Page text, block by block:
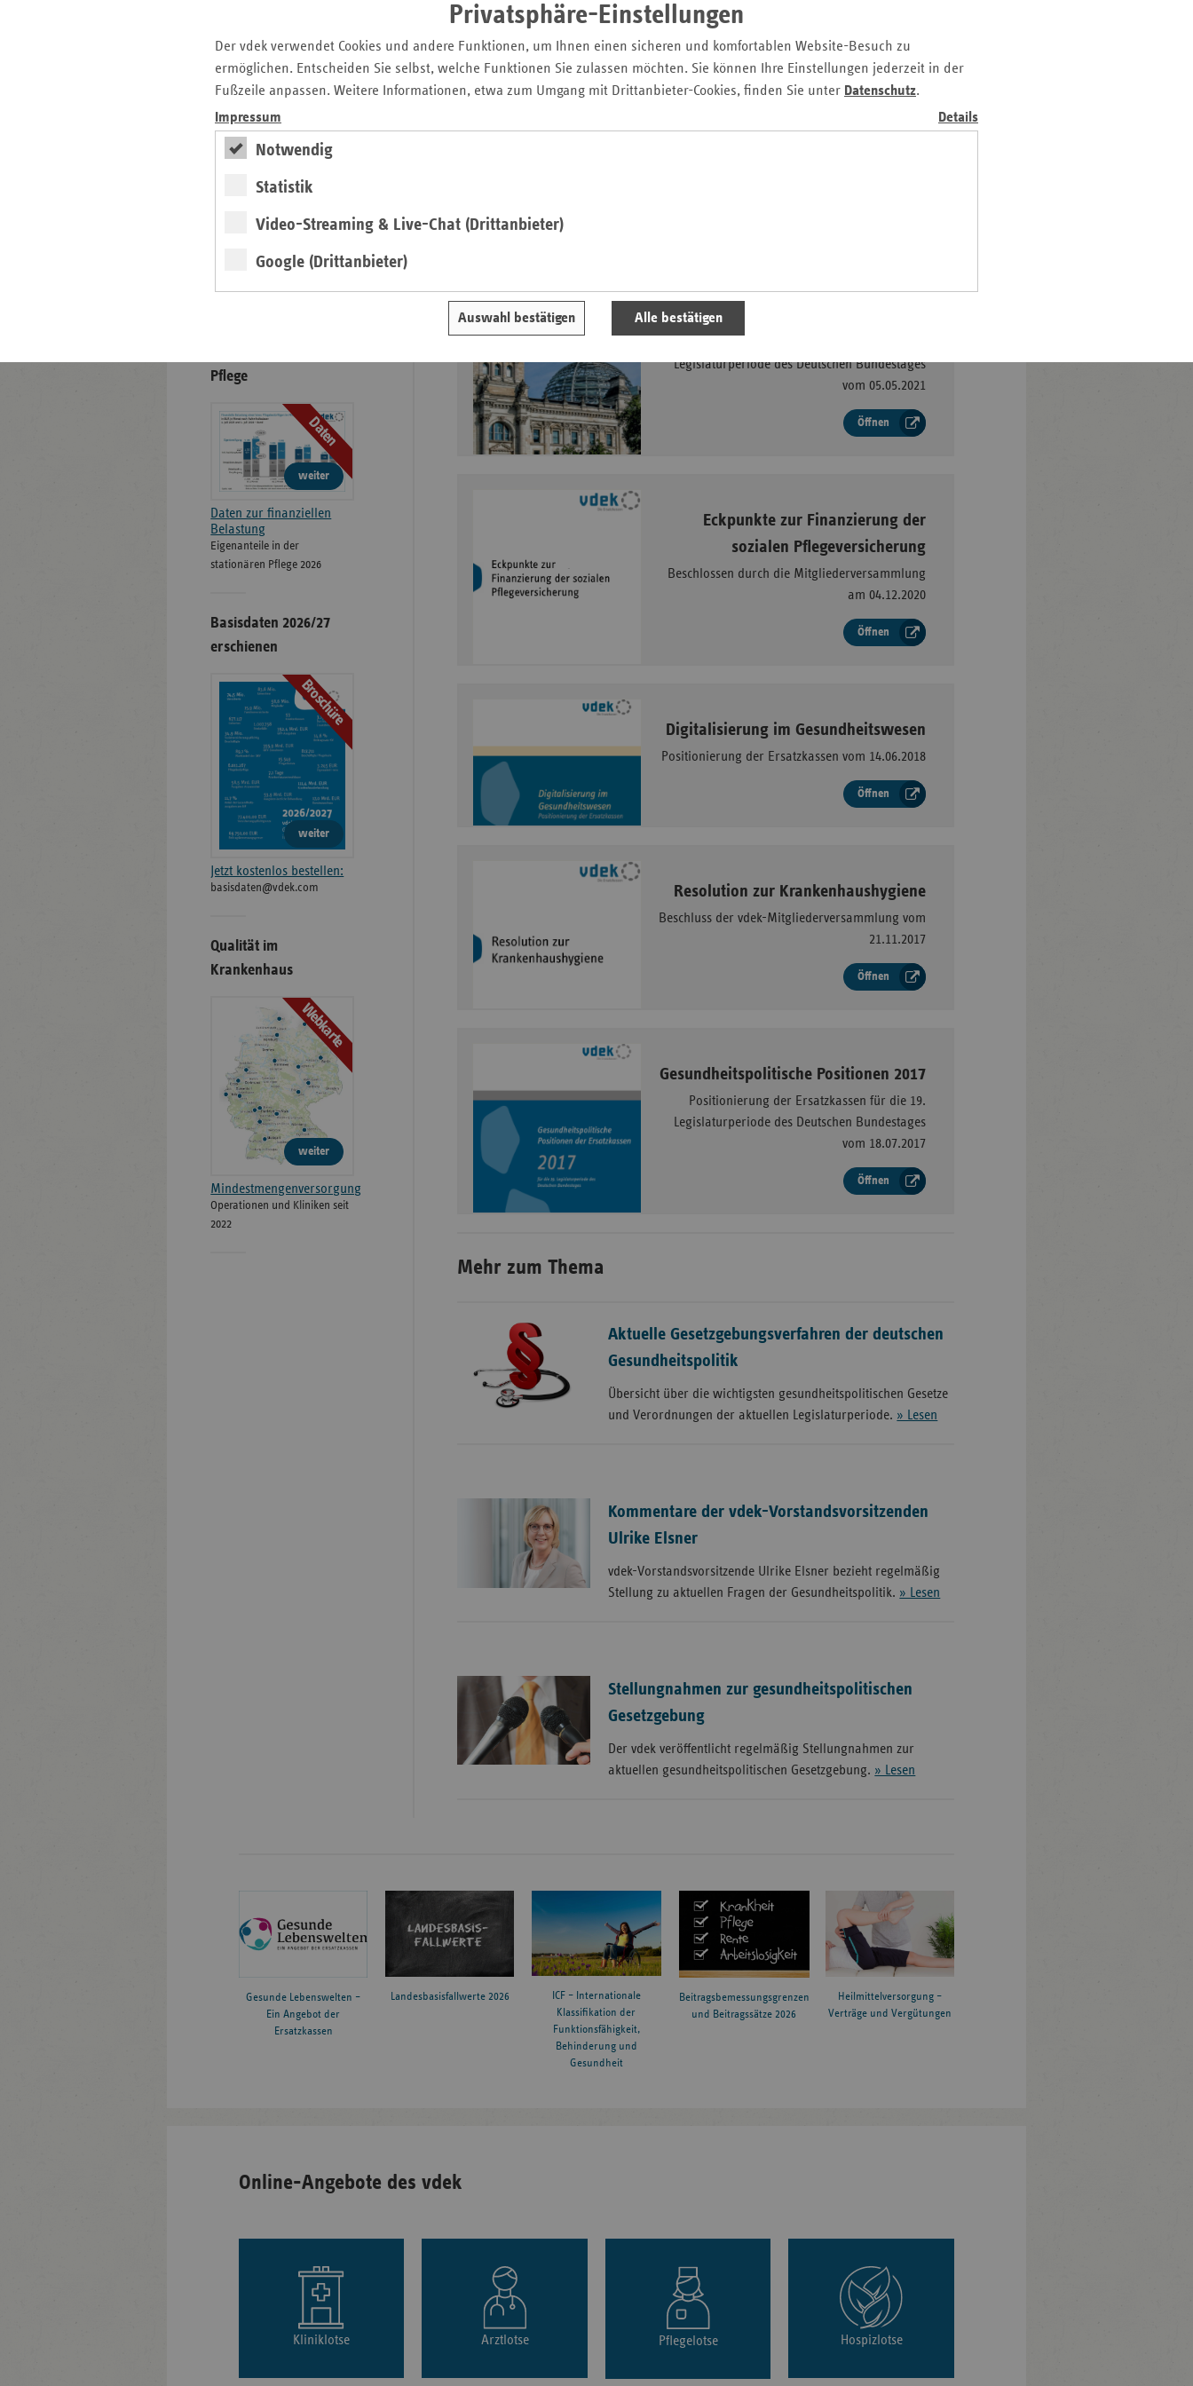
Privatsphäre-Einstellungen
Der vdek verwendet Cookies und andere Funktionen, um Ihnen einen sicheren und komfortablen Website-Besuch zu
ermöglichen. Entscheiden Sie selbst, welche Funktionen Sie zulassen möchten. Sie können Ihre Einstellungen jederzeit in der
Fußzeile anpassen. Weitere Informationen, etwa zum Umgang mit Drittanbieter-Cookies, finden Sie unter Datenschutz.
Impressum
Details
Notwendig
Statistik
Video-Streaming & Live-Chat (Drittanbieter)
Google (Drittanbieter)
Auswahl bestätigen Alle bestätigen
Saarland
Sachsen
Anhalt
Gesundheitspolitische Positionen 2021
Legislaturperiode des Deutschen Bundestages
vom 05.05.2021
Öffnen
–
Eckpunkte zur Finanzierung der
sozialen Pflegeversicherung
Beschlossen durch die Mitgliederversammlung
am 04.12.2020
Öffnen
Digitalisierung im Gesundheitswesen
Positionierung der Ersatzkassen vom 14.06.2018
Öffnen
–
Resolution zur Krankenhaushygiene
Beschluss der vdek-Mitgliederversammlung vom
21.11.2017
Öffnen
–
Gesundheitspolitische Positionen 2017
Positionierung der Ersatzkassen für die 19.
Legislaturperiode des Deutschen Bundestages
vom 18.07.2017
Öffnen
Mehr zum Thema
Aktuelle Gesetzgebungsverfahren der deutschen
Gesundheitspolitik
Übersicht über die wichtigsten gesundheitspolitischen Gesetze
und Verordnungen der aktuellen Legislaturperiode. » Lesen
Kommentare der vdek-Vorstandsvorsitzenden
Ulrike Elsner
vdek-Vorstandsvorsitzende Ulrike Elsner bezieht regelmäßig
Stellung zu aktuellen Fragen der Gesundheitspolitik. » Lesen
Stellungnahmen zur gesundheitspolitischen
Gesetzgebung
Der vdek veröffentlicht regelmäßig Stellungnahmen zur
aktuellen gesundheitspolitischen Gesetzgebung. » Lesen
ersatzkasse magazin.
Pflege
Daten
weiter
Daten zur finanziellen
Belastung
Eigenanteile in der
stationären Pflege 2026
Basisdaten 2026/27
erschienen
Broschüre
weiter
Jetzt kostenlos bestellen:
basisdaten@vdek.com
Qualität im
Krankenhaus
Webkarte
weiter
Mindestmengenversorgung
Operationen und Kliniken seit
2022
Gesunde Lebenswelten –
Ein Angebot der
Ersatzkassen
Landesbasisfallwerte 2026
ICF – Internationale
Klassifikation der
Funktionsfähigkeit,
Behinderung und
Gesundheit
Beitragsbemessungsgrenzen
und Beitragssätze 2026
Heilmittelversorgung –
Verträge und Vergütungen
Online-Angebote des vdek
Kliniklotse Arztlotse Pflegelotse Hospizlotse